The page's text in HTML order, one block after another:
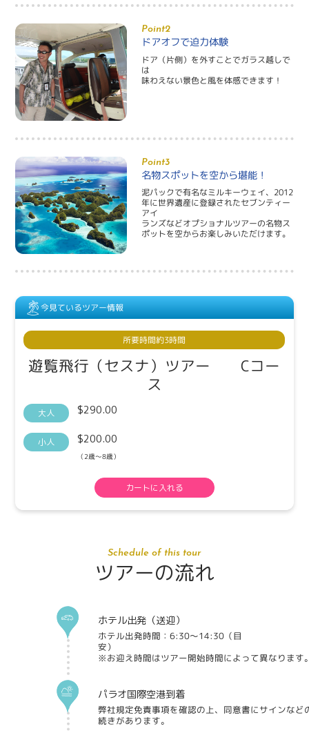
Point2
ドアオフで迫力体験
ドア（片側）を外すことでガラス越しで
は
味わえない景色と風を体感できます！
Point3
名物スポットを空から堪能！
泥パックで有名なミルキーウェイ、2012
年に世界遺産に登録されたセブンティー
アイ
ランズなどオプショナルツアーの名物ス
ポットを空からお楽しみいただけます。
今見ているツアー情報
所要時間約3時間
遊覧飛行（セスナ）ツアー Cコー
ス
大人 $290.00
小人 $200.00
（2歳～8歳）
カートに入れる
Schedule of this tour
ツアーの流れ
ホテル出発（送迎）
ホテル出発時間：6:30～14:30（目
安
※お迎え時間はツアー開始時間によって異なります
パラオ国際空港到着
弊社規定免責事項を確認の上、同意書にサインなど
続きがあります。